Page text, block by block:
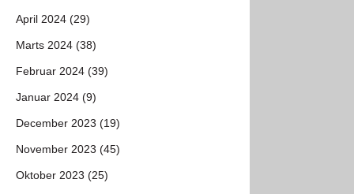
April 2024 (29)
Marts 2024 (38)
Februar 2024 (39)
Januar 2024 (9)
December 2023 (19)
November 2023 (45)
Oktober 2023 (25)